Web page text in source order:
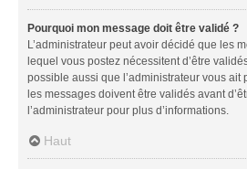
Pourquoi mon message doit être validé ?
L’administrateur peut avoir décidé que les
lequel vous postez nécessitent d’être
possible aussi que l’administrateur vous ait
les messages doivent être validés avant
l’administrateur pour plus d’informations.
Haut